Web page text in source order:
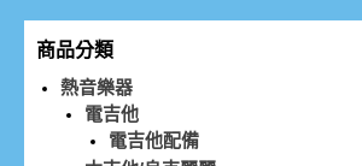
商品分類
熱音樂器
電吉他
電吉他配備